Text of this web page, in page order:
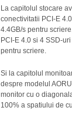
La capitolul stocare
conectivitatii PCI-E
4.4GB/s pentru
PCI-E 4.0 si 4 SSD-
pentru scriere.
Si la capitolul
despre modelul
monitor cu o
100% a spatiului de